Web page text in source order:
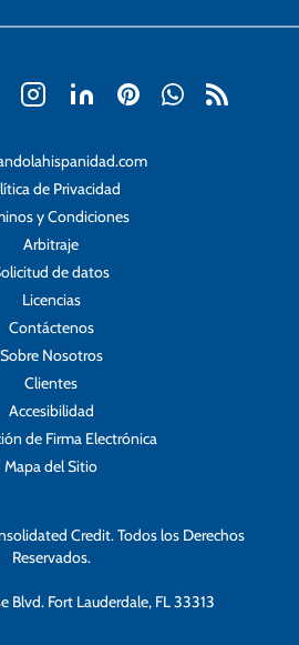
de Privacidad
y Condiciones
Arbitraje
de datos
Licencias
Contáctenos
Sobre Nosotros
Clientes
Accesibilidad
de Firma Electrónica
Mapa del Sitio
Credit. Todos los Derechos
Reservados.
Blvd. Fort Lauderdale, FL 33313